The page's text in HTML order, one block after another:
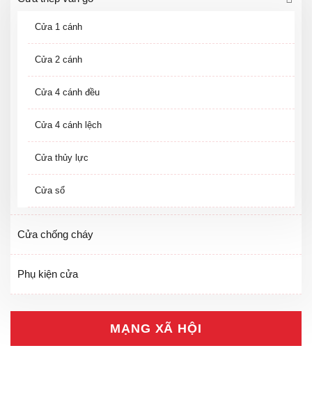
Cửa 1 cánh
Cửa 2 cánh
Cửa 4 cánh đều
Cửa 4 cánh lệch
Cửa thủy lực
Cửa sổ
Cửa chống cháy
Phụ kiện cửa
MẠNG XÃ HỘI